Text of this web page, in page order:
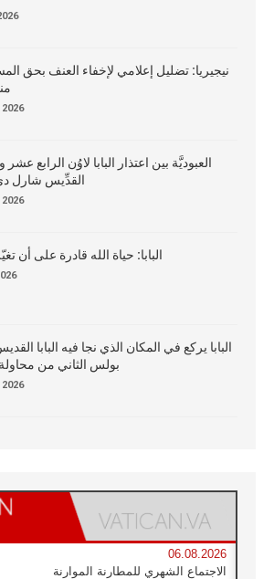
نيجيريا: تضليل إعلامي لإخفاء العنف بحق
العبوديَّة بين اعتذار البابا لاوُن الرابع
القدِّيس شارل
البابا: حياة الله قادرة على أن
البابا يركع في المكان الذي نجا فيه البابا
بولس الثاني من محاولة
06.08.2026
الاجتماع الشهري للمطارنة الموارنة